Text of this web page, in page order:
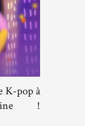
K-pop à
!